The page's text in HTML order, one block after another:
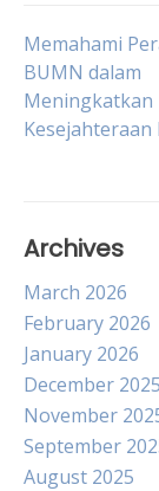
Post
Memahami
BUMN dalam
Meningkatkan
Archives
March 2026
February 2026
January 2026
December 2025
November
September
August 2025